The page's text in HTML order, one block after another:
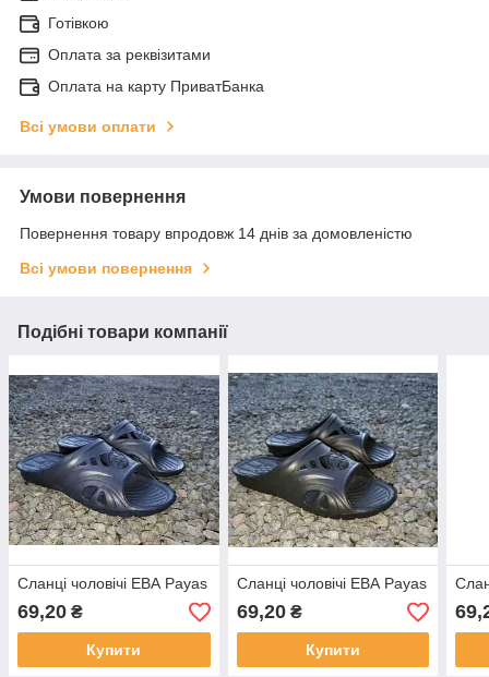
Готівкою
Оплата за реквізитами
Оплата на карту ПриватБанка
Всі умови оплати
Умови повернення
Повернення товару впродовж 14 днів за домовленістю
Всі умови повернення
Подібні товари компанії
Сланці чоловічі ЕВА Payas
69,20 ₴
Купити
Сланці чоловічі ЕВА Payas
69,20₴
Купити